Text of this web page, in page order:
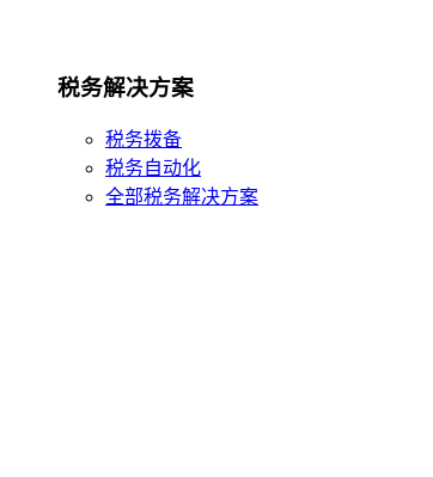
税务解决方案
税务拨备
税务自动化
全部税务解决方案